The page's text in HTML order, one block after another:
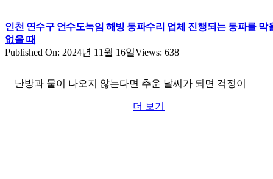
인천 연수구 언수도녹임 해빙 동파수리 업체 진행되는 동파를 막
없을 때
Published On: 2024년 11월 16일Views: 638
난방과 물이 나오지 않는다면 추운 날씨가 되면 걱정이
더 보기